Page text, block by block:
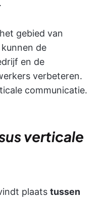
gebied van
de
en de
verbeteren.
communicatie.
verticale
plaats tussen